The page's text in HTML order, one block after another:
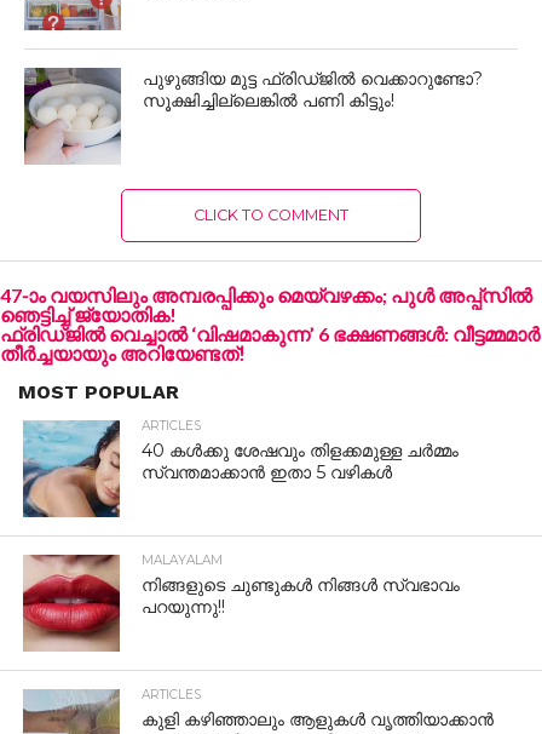
പുഴുങ്ങിയ മുട്ട ഫ്രിഡ്ജിൽ വെക്കാറുണ്ടോ?
സൂക്ഷിച്ചില്ലെങ്കിൽ പണി കിട്ടും!
CLICK TO COMMENT
47-ാം വയസിലും അമ്പരപ്പിക്കും മെയ്‌വഴക്കം; പുൾ അപ്പ്‌സിൽ
ഞെട്ടിച്ച് ജ്യോതിക!
ഫ്രിഡ്ജിൽ വെച്ചാൽ ‘വിഷമാകുന്ന’ 6 ഭക്ഷണങ്ങൾ: വീട്ടമ്മമാർ
തീർച്ചയായും അറിയേണ്ടത്!
MOST POPULAR
ARTICLES
40 കൾക്കു ശേഷവും തിളക്കമുള്ള ചർമ്മം
സ്വന്തമാക്കാൻ ഇതാ 5 വഴികൾ
MALAYALAM
നിങ്ങളുടെ ചുണ്ടുകൾ നിങ്ങൾ സ്വഭാവം
പറയുന്നു!!
ARTICLES
കുളി കഴിഞ്ഞാലും ആളുകള്‍ വൃത്തിയാക്കാന്‍